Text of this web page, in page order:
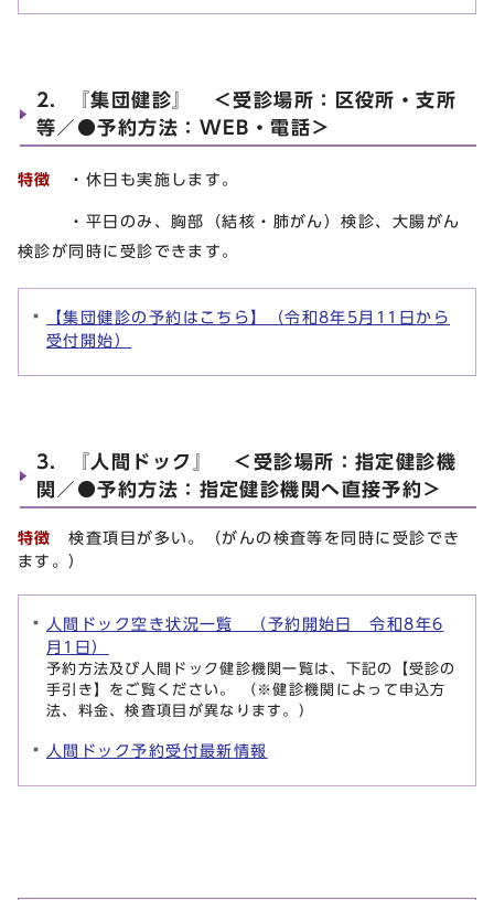
2．『集団健診』 ＜受診場所：区役所・支所
等／●予約方法：WEB・電話＞
特徴 ・休日も実施します。
・平日のみ、胸部（結核・肺がん）検診、大腸がん
検診が同時に受診できます。
【集団健診の予約はこちら】（令和8年5月11日から
受付開始）
3．『人間ドック』 ＜受診場所：指定健診機
関／●予約方法：指定健診機関へ直接予約＞
特徴
検査項目が多い。（がんの検査等を同時に受診でき
ます。）
人間ドック空き状況一覧 （予約開始日 令和8年6
月1日）
予約方法及び人間ドック健診機関一覧は、下記の【受診の
手引き】をご覧ください。 （※健診機関によって申込方
法、料金、検査項目が異なります。）
人間ドック予約受付最新情報